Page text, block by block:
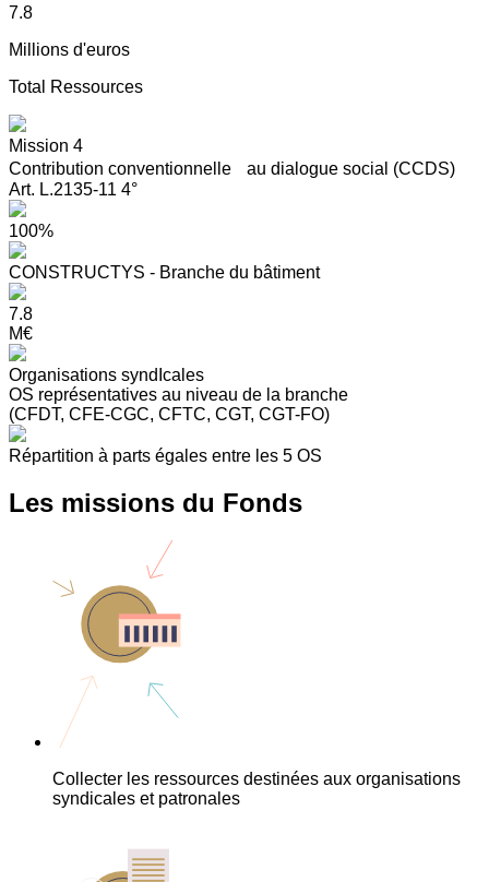
7.8
Millions d'euros
Total Ressources
Mission 4
Contribution conventionnelle au dialogue social (CCDS)
Art. L.2135-11 4°
100%
CONSTRUCTYS - Branche du bâtiment
7.8
M€
Organisations syndIcales
OS représentatives au niveau de la branche
(CFDT, CFE-CGC, CFTC, CGT, CGT-FO)
Répartition à parts égales entre les 5 OS
Les missions du Fonds
Collecter les ressources destinées aux organisations
syndicales et patronales